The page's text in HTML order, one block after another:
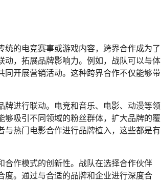
的电竞赛事或游戏内容，跨界合作成为了
动，拓展品牌影响力。例如，战队可以与体
同开展营销活动。这种跨界合作不仅能够带
进行联动。电竞和音乐、电影、动漫等领
吸引不同领域的粉丝群体，扩大品牌的覆
热门电影合作进行品牌植入，这些都是有
合作模式的创新性。战队在选择合作伙伴
度。通过与合适的品牌和企业进行深度合